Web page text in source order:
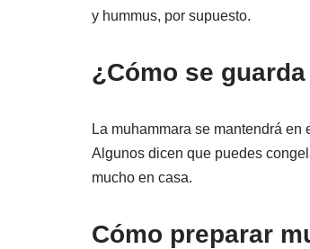
y hummus, por supuesto.
¿Cómo se
La muhammara se mantendrá
Algunos dicen que puedes
mucho en casa.
Cómo preparar